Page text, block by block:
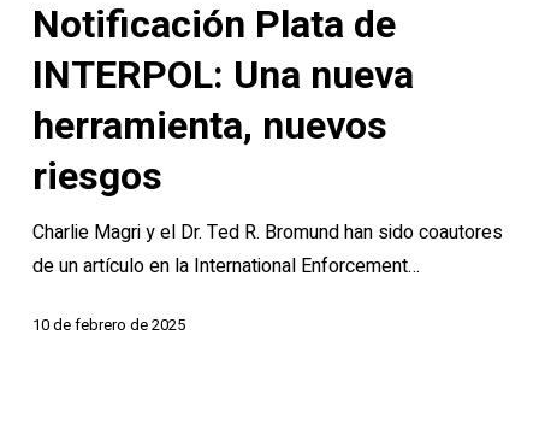
INTERPOL:
Una
herramienta,
nuevos
Notificación Plata de
INTERPOL: Una nueva
herramienta, nuevos
riesgos
Charlie Magri y el Dr. Ted R. Bromund han sido coautores
de un artículo en la International Enforcement…
10 de febrero de 2025